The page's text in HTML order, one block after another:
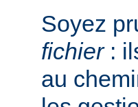
Soyez
fichier:
au